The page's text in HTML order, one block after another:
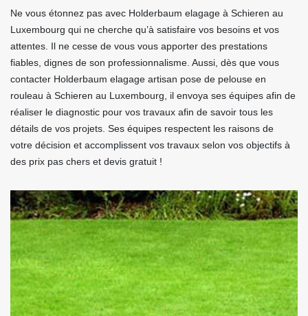
Ne vous étonnez pas avec Holderbaum elagage à Schieren au
Luxembourg qui ne cherche qu’à satisfaire vos besoins et vos
attentes. Il ne cesse de vous vous apporter des prestations
fiables, dignes de son professionnalisme. Aussi, dès que vous
contacter Holderbaum elagage artisan pose de pelouse en
rouleau à Schieren au Luxembourg, il envoya ses équipes afin de
réaliser le diagnostic pour vos travaux afin de savoir tous les
détails de vos projets. Ses équipes respectent les raisons de
votre décision et accomplissent vos travaux selon vos objectifs à
des prix pas chers et devis gratuit !